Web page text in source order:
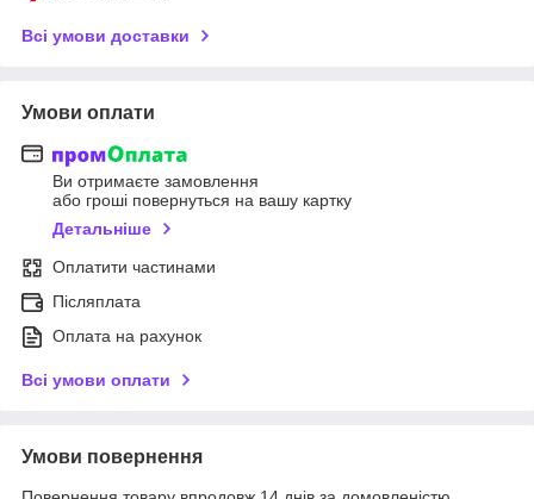
Всі умови доставки
Умови оплати
Ви отримаєте замовлення
або гроші повернуться на вашу картку
Детальніше
Оплатити частинами
Післяплата
Оплата на рахунок
Всі умови оплати
Умови повернення